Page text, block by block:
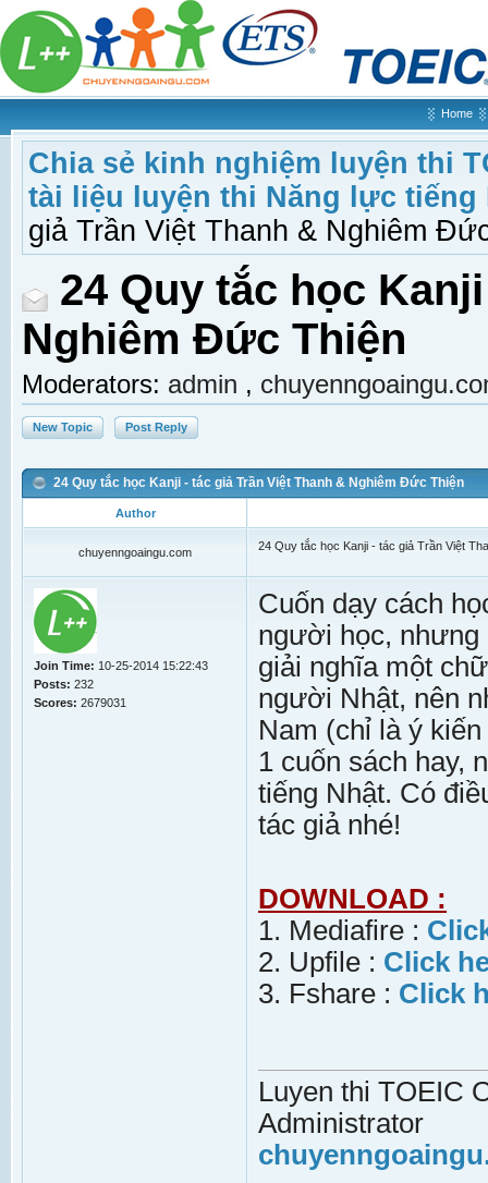
Home
Chia sẻ kinh nghiệm luyện thi
tài liệu luyện thi Năng lực tiếng
giả Trần Việt Thanh & Nghiêm
24 Quy tắc học
Nghiêm Đức Thiện
Moderators: admin ,
New Topic Post Reply
24 Quy tắc học Kanji - tác giả Trần Việt Thanh & Nghiêm Đức Thiện
Author
chuyenngoaingu.com 24 Quy tắc học Kanji - tác giả Trần Việt
Join Time: 10-25-2014 15:22:43
Posts: 232
Scores: 2679031
Cuốn dạy cách
người học, nhưng
giải nghĩa một
người Nhật, nên
Nam (chỉ là ý
1 cuốn sách hay,
tiếng Nhật. Có
tác giả nhé!
DOWNLOAD :
1. Mediafire :
2. Upfile : Click
3. Fshare : Click
Luyen thi TOEIC
Administrator